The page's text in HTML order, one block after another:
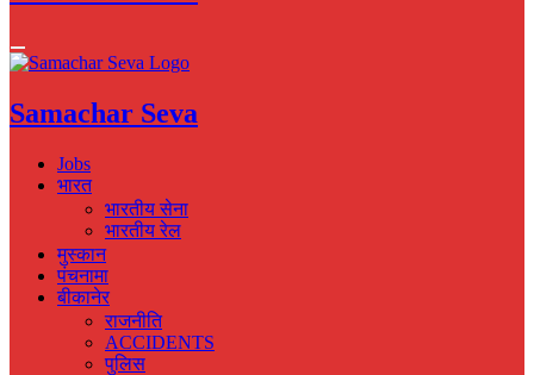
Samachar Seva
Jobs
भारत
भारतीय सेना
भारतीय रेल
मुस्‍कान
पंचनामा
बीकानेर
राजनीति
ACCIDENTS
पुलिस